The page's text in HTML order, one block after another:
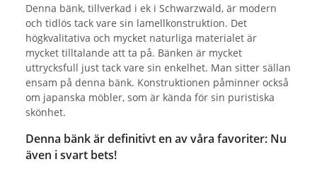
Denna bänk, tillverkad i ek i Schwarzwald, är modern
och tidlös tack vare sin lamellkonstruktion. Det
högkvalitativa och mycket naturliga materialet är
mycket tilltalande att ta på. Bänken är mycket
uttrycksfull just tack vare sin enkelhet. Man sitter sällan
ensam på denna bänk. Konstruktionen påminner också
om japanska möbler, som är kända för sin puristiska
skönhet.
Denna bänk är definitivt en av våra favoriter: Nu
även i svart bets!